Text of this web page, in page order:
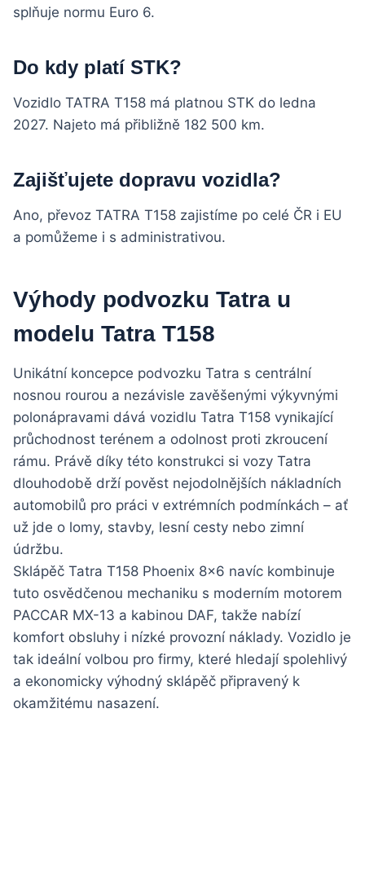
splňuje normu Euro 6.
Do kdy platí STK?
Vozidlo TATRA T158 má platnou STK do ledna
2027. Najeto má přibližně 182 500 km.
Zajišťujete dopravu vozidla?
Ano, převoz TATRA T158 zajistíme po celé ČR i EU
a pomůžeme i s administrativou.
Výhody podvozku Tatra u
modelu Tatra T158
Unikátní koncepce podvozku Tatra s centrální
nosnou rourou a nezávisle zavěšenými výkyvnými
polonápravami dává vozidlu Tatra T158 vynikající
průchodnost terénem a odolnost proti zkroucení
rámu. Právě díky této konstrukci si vozy Tatra
dlouhodobě drží pověst nejodolnějších nákladních
automobilů pro práci v extrémních podmínkách – ať
už jde o lomy, stavby, lesní cesty nebo zimní
údržbu.
Sklápěč Tatra T158 Phoenix 8×6 navíc kombinuje
tuto osvědčenou mechaniku s moderním motorem
PACCAR MX-13 a kabinou DAF, takže nabízí
komfort obsluhy i nízké provozní náklady. Vozidlo je
tak ideální volbou pro firmy, které hledají spolehlivý
a ekonomicky výhodný sklápěč připravený k
okamžitému nasazení.